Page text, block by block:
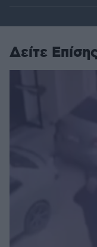
Δείτε Επίσης